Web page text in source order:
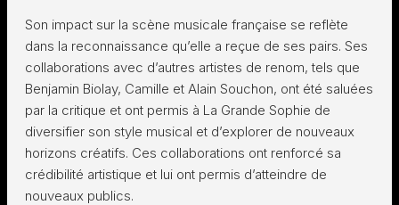
Son impact sur la scène musicale française se reflète
dans la reconnaissance qu’elle a reçue de ses pairs. Ses
collaborations avec d’autres artistes de renom, tels que
Benjamin Biolay, Camille et Alain Souchon, ont été saluées
par la critique et ont permis à La Grande Sophie de
diversifier son style musical et d’explorer de nouveaux
horizons créatifs. Ces collaborations ont renforcé sa
crédibilité artistique et lui ont permis d’atteindre de
nouveaux publics.